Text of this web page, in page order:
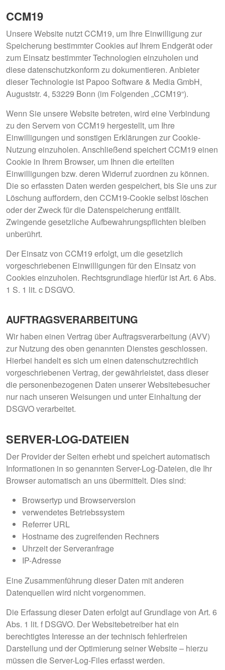
CCM19
Unsere Website nutzt CCM19, um Ihre Einwilligung zur
Speicherung bestimmter Cookies auf Ihrem Endgerät oder
zum Einsatz bestimmter Technologien einzuholen und
diese datenschutzkonform zu dokumentieren. Anbieter
dieser Technologie ist Papoo Software & Media GmbH,
Auguststr. 4, 53229 Bonn (im Folgenden „CCM19“).
Wenn Sie unsere Website betreten, wird eine Verbindung
zu den Servern von CCM19 hergestellt, um Ihre
Einwilligungen und sonstigen Erklärungen zur Cookie-
Nutzung einzuholen. Anschließend speichert CCM19 einen
Cookie in Ihrem Browser, um Ihnen die erteilten
Einwilligungen bzw. deren Widerruf zuordnen zu können.
Die so erfassten Daten werden gespeichert, bis Sie uns zur
Löschung auffordern, den CCM19-Cookie selbst löschen
oder der Zweck für die Datenspeicherung entfällt.
Zwingende gesetzliche Aufbewahrungspflichten bleiben
unberührt.
Der Einsatz von CCM19 erfolgt, um die gesetzlich
vorgeschriebenen Einwilligungen für den Einsatz von
Cookies einzuholen. Rechtsgrundlage hierfür ist Art. 6 Abs.
1 S. 1 lit. c DSGVO.
AUFTRAGSVERARBEITUNG
Wir haben einen Vertrag über Auftragsverarbeitung (AVV)
zur Nutzung des oben genannten Dienstes geschlossen.
Hierbei handelt es sich um einen datenschutzrechtlich
vorgeschriebenen Vertrag, der gewährleistet, dass dieser
die personenbezogenen Daten unserer Websitebesucher
nur nach unseren Weisungen und unter Einhaltung der
DSGVO verarbeitet.
SERVER-LOG-DATEIEN
Der Provider der Seiten erhebt und speichert automatisch
Informationen in so genannten Server-Log-Dateien, die Ihr
Browser automatisch an uns übermittelt. Dies sind:
Browsertyp und Browserversion
verwendetes Betriebssystem
Referrer URL
Hostname des zugreifenden Rechners
Uhrzeit der Serveranfrage
IP-Adresse
Eine Zusammenführung dieser Daten mit anderen
Datenquellen wird nicht vorgenommen.
Die Erfassung dieser Daten erfolgt auf Grundlage von Art. 6
Abs. 1 lit. f DSGVO. Der Websitebetreiber hat ein
berechtigtes Interesse an der technisch fehlerfreien
Darstellung und der Optimierung seiner Website – hierzu
müssen die Server-Log-Files erfasst werden.